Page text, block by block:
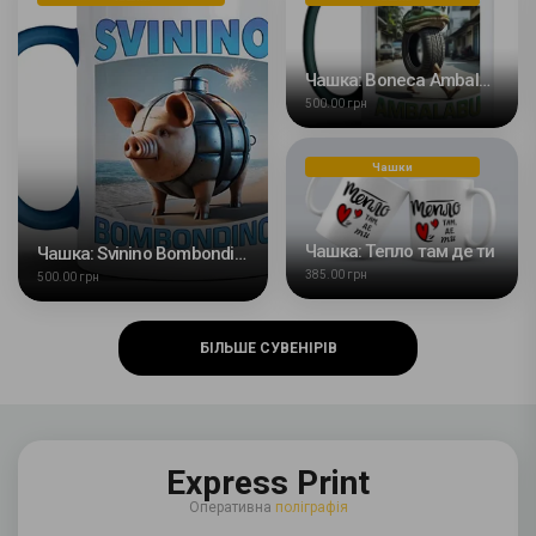
Чашка: Svinino Bombondino
500.00 грн
Чашка: Boneca Ambalabu
500.00 грн
Чашки
Чашка: Тепло там де ти
385.00 грн
БІЛЬШЕ СУВЕНІРІВ
Express Print
Оперативна поліграфія